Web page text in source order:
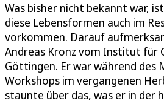
Was bisher nicht bekannt war,
diese Lebensformen auch im
vorkommen. Darauf
Andreas Kronz vom Institut für
Göttingen. Er war während des
Workshops im vergangenen
staunte über das, was er in der